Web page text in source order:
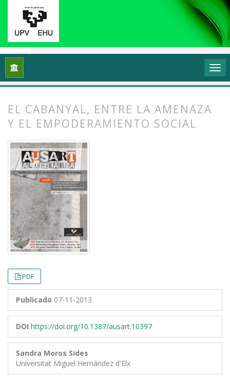
Inicio Vol. 1 Núm. 1-2 (2013): I Congreso
EL CABANYAL, ENTRE LA AMENAZA
Y EL EMPODERAMIENTO SOCIAL
PDF
Publicado 07-11-2013
DOI https://doi.org/10.1387/ausart.10397
Sandra Moros Sides
Universitat Miguel Hernández d'Elx